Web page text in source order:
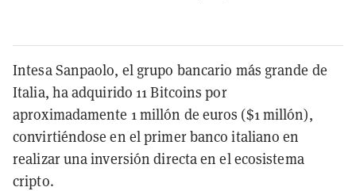
Intesa Sanpaolo, el grupo bancario más grande de
Italia, ha adquirido 11 Bitcoins por
aproximadamente 1 millón de euros ($1 millón),
convirtiéndose en el primer banco italiano en
realizar una inversión directa en el ecosistema
cripto.